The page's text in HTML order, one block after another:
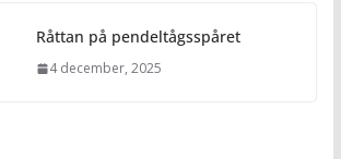
Råttan på pendeltågsspåret
4 december, 2025